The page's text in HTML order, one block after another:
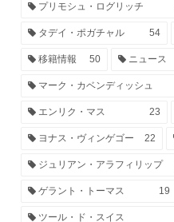
プリモシュ・ログリッチ
タデイ・ポガチャル 54
移籍情報 50 ニュース
マーク・カベンディッシュ
エンリク・マス 23
ヨナス・ヴィンゲゴー 22
ジュリアン・アラフィリップ
ゲラント・トーマス 19
ツール・ド・スイス